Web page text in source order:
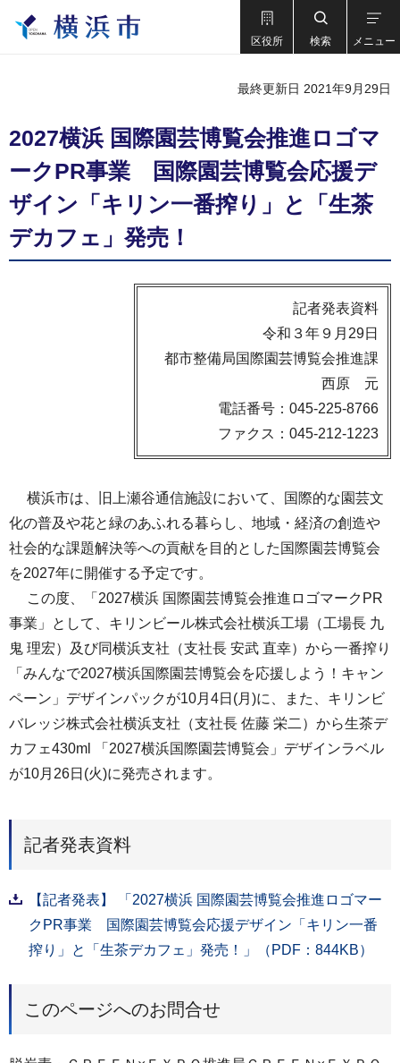
区役所 検索 メニュー
最終更新日 2021年9月29日
2027横浜 国際園芸博覧会推進ロゴマ
ークPR事業 国際園芸博覧会応援デ
ザイン「キリン一番搾り」と「生茶
デカフェ」発売！
記者発表資料
令和３年９月29日
都市整備局国際園芸博覧会推進課
西原 元
電話番号：045-225-8766
ファクス：045-212-1223
横浜市は、旧上瀬谷通信施設において、国際的な園芸文
化の普及や花と緑のあふれる暮らし、地域・経済の創造や
社会的な課題解決等への貢献を目的とした国際園芸博覧会
を2027年に開催する予定です。
この度、「2027横浜 国際園芸博覧会推進ロゴマークPR
事業」として、キリンビール株式会社横浜工場（工場長 九
鬼 理宏）及び同横浜支社（支社長 安武 直幸）から一番搾り
「みんなで2027横浜国際園芸博覧会を応援しよう！キャン
ペーン」デザインパックが10月4日(月)に、また、キリンビ
バレッジ株式会社横浜支社（支社長 佐藤 栄二）から生茶デ
カフェ430ml 「2027横浜国際園芸博覧会」デザインラベル
が10月26日(火)に発売されます。
記者発表資料
【記者発表】 「2027横浜 国際園芸博覧会推進ロゴマー
クPR事業 国際園芸博覧会応援デザイン「キリン一番
搾り」と「生茶デカフェ」発売！」（PDF：844KB）
このページへのお問合せ